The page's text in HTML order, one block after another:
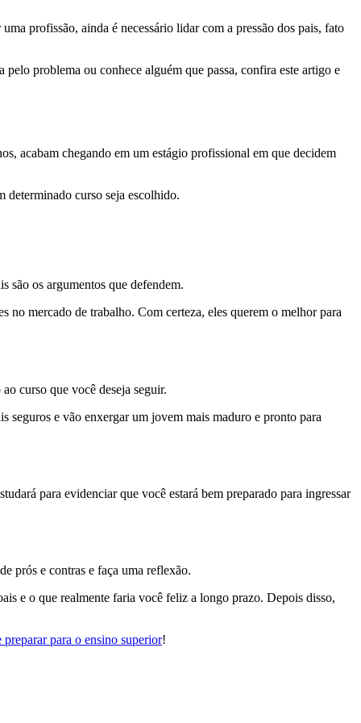
profissão, ainda é necessário lidar com a pressão dos pais, fato
problema ou conhece alguém que passa, confira este artigo e
acabam chegando em um estágio profissional em que decidem
determinado curso seja escolhido.
são os argumentos que defendem.
no mercado de trabalho. Com certeza, eles querem o melhor para
curso que você deseja seguir.
seguros e vão enxergar um jovem mais maduro e pronto para
para evidenciar que você estará bem preparado para ingressar
prós e contras e faça uma reflexão.
e o que realmente faria você feliz a longo prazo. Depois disso,
preparar para o ensino superior!